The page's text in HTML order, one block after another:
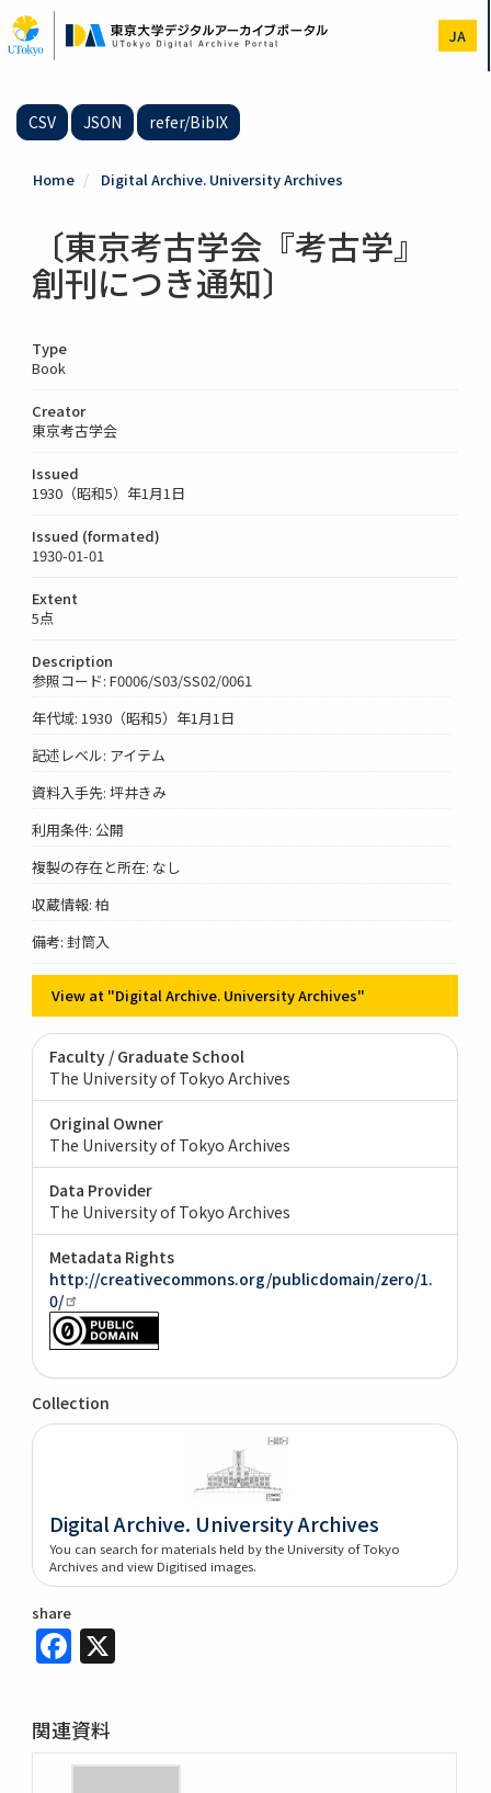
to
main
JA
CSV JSON refer/BibIX
Home Digital Archive. University Archives
〔東京考古学会『考古学』
創刊につき通知〕
Type
Book
Creator
東京考古学会
Issued
1930（昭和5）年1月1日
Issued (formated)
1930-01-01
Extent
5点
Description
参照コード: F0006/S03/SS02/0061
年代域: 1930（昭和5）年1月1日
記述レベル: アイテム
資料入手先: 坪井きみ
利用条件: 公開
複製の存在と所在: なし
収蔵情報: 柏
備考: 封筒入
View at "Digital Archive. University Archives"
Faculty / Graduate School
The University of Tokyo Archives
Original Owner
The University of Tokyo Archives
Data Provider
The University of Tokyo Archives
Metadata Rights
http://creativecommons.org/publicdomain/zero/1.
0/
Collection
Digital Archive. University Archives
You can search for materials held by the University of Tokyo
Archives and view Digitised images.
share
Facebook
関連資料